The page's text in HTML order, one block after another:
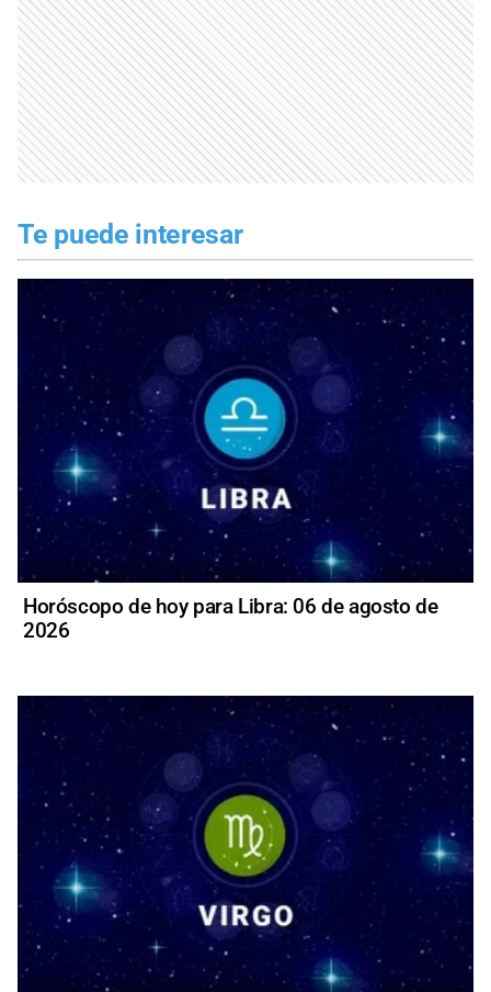
Te puede interesar
Horóscopo de hoy para Libra: 06 de agosto de
2026